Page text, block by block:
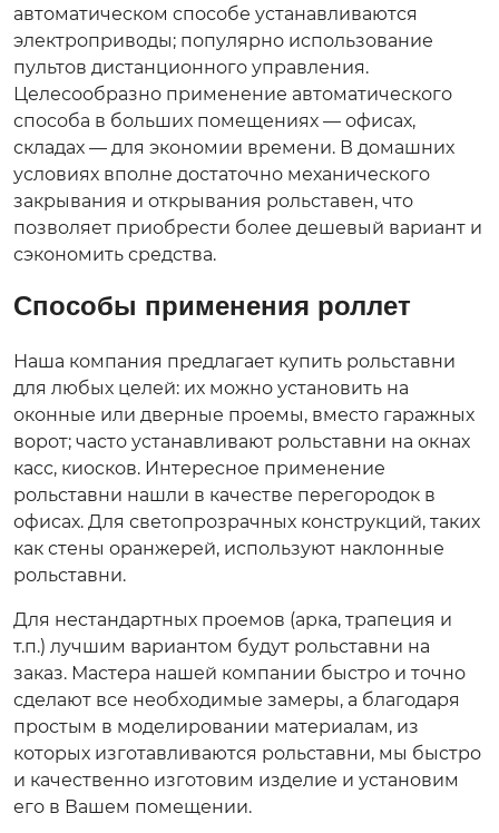
автоматическом способе устанавливаются
электроприводы; популярно использование
пультов дистанционного управления.
Целесообразно применение автоматического
способа в больших помещениях — офисах,
складах — для экономии времени. В домашних
условиях вполне достаточно механического
закрывания и открывания рольставен, что
позволяет приобрести более дешевый вариант и
сэкономить средства.
Способы применения роллет
Наша компания предлагает купить рольставни
для любых целей: их можно установить на
оконные или дверные проемы, вместо гаражных
ворот; часто устанавливают рольставни на окнах
касс, киосков. Интересное применение
рольставни нашли в качестве перегородок в
офисах. Для светопрозрачных конструкций, таких
как стены оранжерей, используют наклонные
рольставни.
Для нестандартных проемов (арка, трапеция и
т.п.) лучшим вариантом будут рольставни на
заказ. Мастера нашей компании быстро и точно
сделают все необходимые замеры, а благодаря
простым в моделировании материалам, из
которых изготавливаются рольставни, мы быстро
и качественно изготовим изделие и установим
его в Вашем помещении.